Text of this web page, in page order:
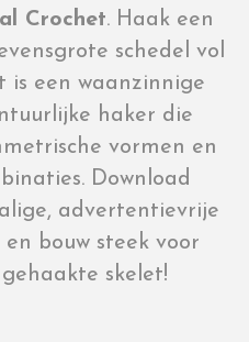
Crochet. Haak een
schedel vol
is een waanzinnige
haker die
vormen en
Download
advertentievrije
bouw steek voor
skelet!